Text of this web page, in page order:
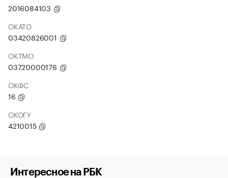
2016084103
ОКАТО
03420826001
ОКТМО
03720000176
ОКФС
16
ОКОГУ
4210015
Интересное на РБК